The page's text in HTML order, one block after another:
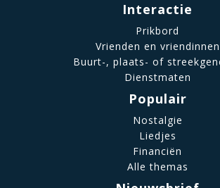
Interactie
Prikbord
Vrienden en vriendinnen
Buurt-, plaats- of
Dienstmaten
Populair
Nostalgie
Liedjes
Financiën
Alle themas